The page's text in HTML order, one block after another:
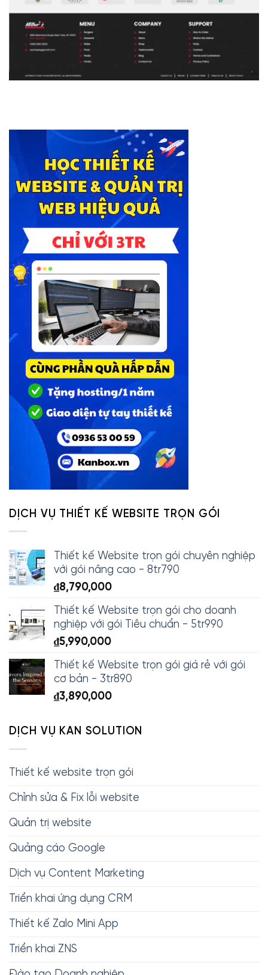
DỊCH VỤ THIẾT KẾ WEBSITE TRỌN GÓI
Thiết kế Website trọn gói chuyên nghiệp
với gói nâng cao - 8tr790
₫8,790,000
Thiết kế Website trọn gói cho doanh
nghiệp với gói Tiêu chuẩn - 5tr990
₫5,990,000
Thiết kế Website trọn gói giá rẻ với gói
cơ bản - 3tr890
₫3,890,000
DỊCH VỤ KAN SOLUTION
Thiết kế website trọn gói
Chỉnh sửa & Fix lỗi website
Quản trị website
Quảng cáo Google
Dịch vụ Content Marketing
Triển khai ứng dụng CRM
Thiết kế Zalo Mini App
Triển khai ZNS